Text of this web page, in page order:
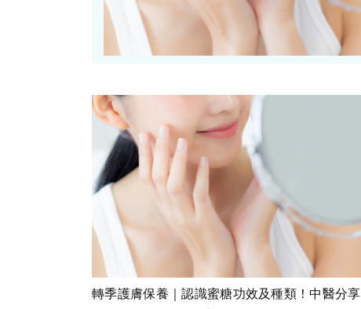
轉季護膚保養｜認識蜜糖功效及種類！中醫分享